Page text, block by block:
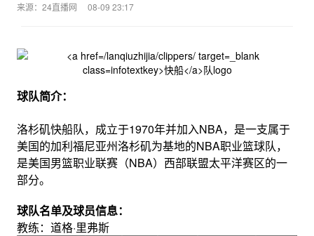
来源：24直播网 08-09 23:17
球队简介：
洛杉矶快船队，成立于1970年并加入NBA，是一支属于
美国的加利福尼亚州洛杉矶为基地的NBA职业篮球队，
是美国男篮职业联赛（NBA）西部联盟太平洋赛区的一
部分。
球队名单及球员信息：
教练：道格·里弗斯